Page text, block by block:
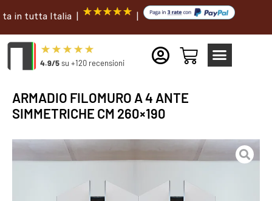
Italia | |
4.9/5su +120 recensioni
ARMADIO FILOMURO A 4 ANTE
SIMMETRICHE CM 260×190